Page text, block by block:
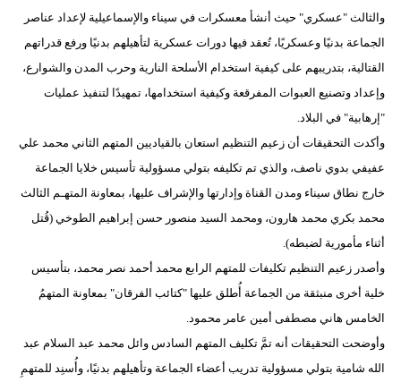
والثالث "عسكري" حيث أنشأ معسكرات في سيناء والإسماعيلية لإعداد عناصر
الجماعة بدنيًا وعسكريًا، تُعقد فيها دورات عسكرية لتأهيلهم بدنيًا ورفع قدراتهم
القتالية، بتدريبهم على كيفية استخدام الأسلحة النارية وحرب المدن والشوارع،
وإعداد وتصنيع العبوات المفرقعة وكيفية استخدامها، تمهيدًا لتنفيذ عمليات
"إرهابية" في البلاد.
وأكدت التحقيقات أن زعيم التنظيم استعان بالقياديين المتهم الثاني محمد علي
عفيفي بدوي ناصف، والذي تم تكليفه بتولي مسؤولية تأسيس خلايا الجماعة
خارج نطاق سيناء ومدن القناة وإدارتها والإشراف عليها، بمعاونة المتهـم الثالث
محمد بكري محمد هارون، ومحمد السيد منصور حسن إبراهيم الطوخي (قُتل
أثناء مأمورية لضبطه).
وأصدر زعيم التنظيم تكليفات للمتهم الرابع محمد أحمد نصر محمد، بتأسيس
خلية أخرى منبثقة من الجماعة أُطلق عليها "كتائب الفرقان" بمعاونة المتهمُ
الخامس هاني مصطفى أمين عامر محمود.
وأوضحت التحقيقات أنه تمَّ تكليف المتهم السادس وائل محمد عبد السلام عبد
الله شامية بتولي مسؤولية تدريب أعضاء الجماعة وتأهيلهم بدنيًا، وأُسنِد للمتهمِ